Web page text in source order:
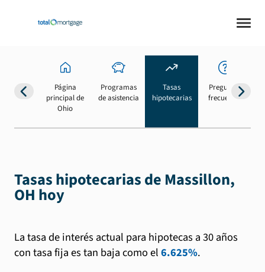
Página
principal de
Ohio
Programas
de asistencia
Tasas
hipotecarias
Preguntas
frecuentes
Tasas hipotecarias de Massillon,
OH hoy
La tasa de interés actual para hipotecas a 30 años
con tasa fija es tan baja como el6.625%.